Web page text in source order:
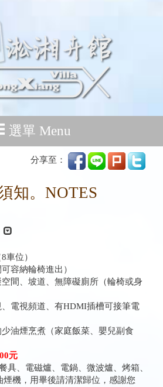
選單 Menu
分享至：
知。NOTES
車位）
容納輪椅進出）
間、坡道、無障礙廁所（輪椅或身
電視頻道、有HDMI插槽可接筆電
油煙烹煮（家庭飯菜、嬰兒副食
元
具、電磁爐、電鍋、微波爐、烤箱、
機，用畢後請清潔歸位，感謝您